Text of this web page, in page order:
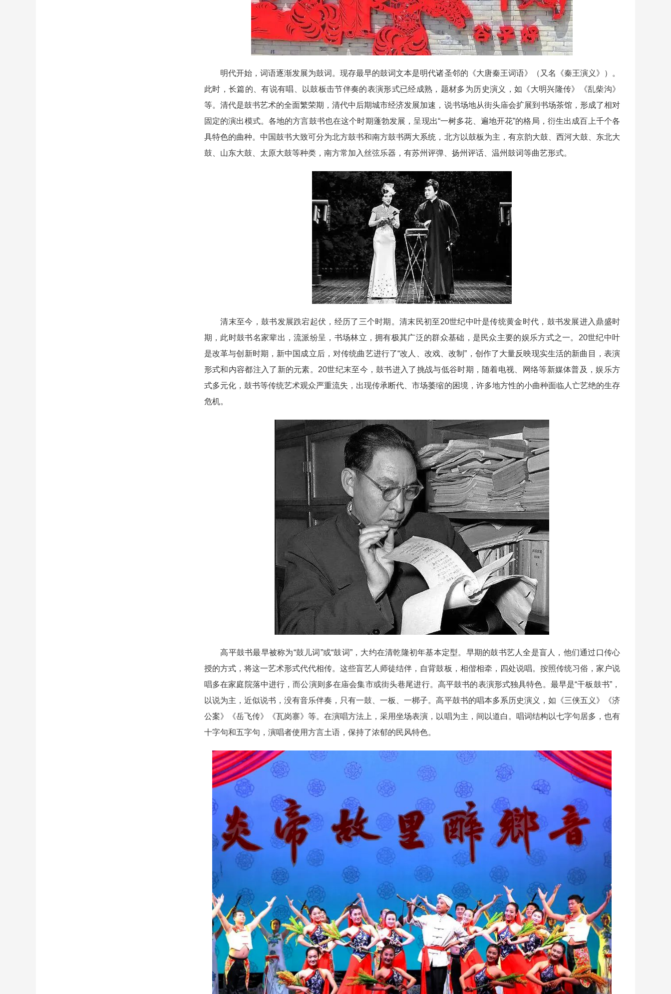
明代开始，词语逐渐发展为鼓词。现存最早的鼓词文本是明代诸圣邻的《大唐秦王词语》（又名《秦王演义》）。
此时，长篇的、有说有唱、以鼓板击节伴奏的表演形式已经成熟，题材多为历史演义，如《大明兴隆传》《乱柴沟》
等。清代是鼓书艺术的全面繁荣期，清代中后期城市经济发展加速，说书场地从街头庙会扩展到书场茶馆，形成了相对
固定的演出模式。各地的方言鼓书也在这个时期蓬勃发展，呈现出“一树多花、遍地开花”的格局，衍生出成百上千个各
具特色的曲种。中国鼓书大致可分为北方鼓书和南方鼓书两大系统，北方以鼓板为主，有京韵大鼓、西河大鼓、东北大
鼓、山东大鼓、太原大鼓等种类，南方常加入丝弦乐器，有苏州评弹、扬州评话、温州鼓词等曲艺形式。
清末至今，鼓书发展跌宕起伏，经历了三个时期。清末民初至20世纪中叶是传统黄金时代，鼓书发展进入鼎盛时
期，此时鼓书名家辈出，流派纷呈，书场林立，拥有极其广泛的群众基础，是民众主要的娱乐方式之一。20世纪中叶
是改革与创新时期，新中国成立后，对传统曲艺进行了“改人、改戏、改制”，创作了大量反映现实生活的新曲目，表演
形式和内容都注入了新的元素。20世纪末至今，鼓书进入了挑战与低谷时期，随着电视、网络等新媒体普及，娱乐方
式多元化，鼓书等传统艺术观众严重流失，出现传承断代、市场萎缩的困境，许多地方性的小曲种面临人亡艺绝的生存
危机。
高平鼓书最早被称为“鼓儿词”或“鼓词”，大约在清乾隆初年基本定型。早期的鼓书艺人全是盲人，他们通过口传心
授的方式，将这一艺术形式代代相传。这些盲艺人师徒结伴，自背鼓板，相偕相牵，四处说唱。按照传统习俗，家户说
唱多在家庭院落中进行，而公演则多在庙会集市或街头巷尾进行。高平鼓书的表演形式独具特色。最早是“干板鼓书”，
以说为主，近似说书，没有音乐伴奏，只有一鼓、一板、一梆子。高平鼓书的唱本多系历史演义，如《三侠五义》《济
公案》《岳飞传》《瓦岗寨》等。在演唱方法上，采用坐场表演，以唱为主，间以道白。唱词结构以七字句居多，也有
十字句和五字句，演唱者使用方言土语，保持了浓郁的民风特色。